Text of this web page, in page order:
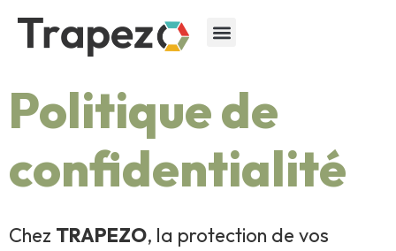
Politique de
confidentialité
Chez TRAPEZO, la protection de vos